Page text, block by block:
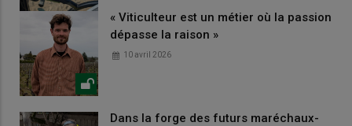
« Viticulteur est un métier où la passion
dépasse la raison »
10 avril 2026
Dans la forge des futurs maréchaux-